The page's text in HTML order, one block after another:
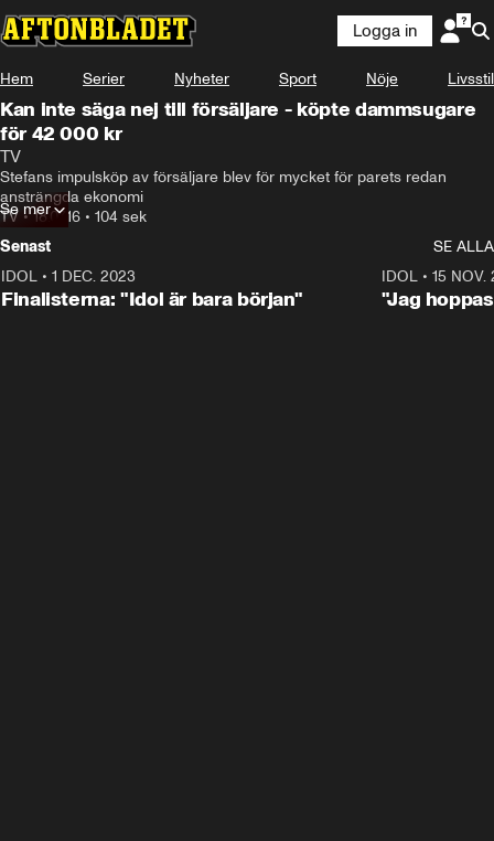
Logga in
Hem Serier Nyheter Sport Nöje Livsstil
Kan inte säga nej till försäljare - köpte dammsugare
för 42 000 kr
TV
Stefans impulsköp av försäljare blev för mycket för parets redan
ansträngda ekonomi
TV •18.07.16 • 104 sek
Se mer
Senast
SE ALLA
IDOL • 1 DEC. 2023
Finalisterna: "Idol är bara början"
IDOL• 15 NOV.
"Jag